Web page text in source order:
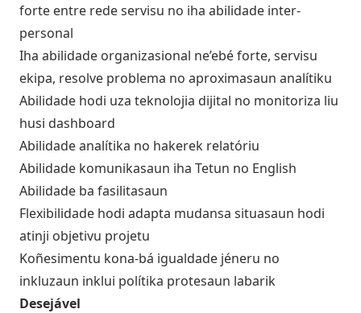
forte entre rede servisu no iha abilidade inter-
personal
Iha abilidade organizasional ne’ebé forte, servisu
ekipa, resolve problema no aproximasaun analítiku
Abilidade hodi uza teknolojia dijital no monitoriza liu
husi dashboard
Abilidade analítika no hakerek relatóriu
Abilidade komunikasaun iha Tetun no English
Abilidade ba fasilitasaun
Flexibilidade hodi adapta mudansa situasaun hodi
atinji objetivu projetu
Koñesimentu kona-bá igualdade jéneru no
inkluzaun inklui polítika protesaun labarik
Desejável